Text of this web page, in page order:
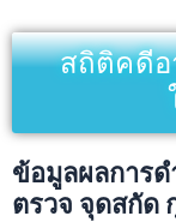
สถิติคดีอ
ข้อมูลผลการด
ตรวจ จุดสกัด